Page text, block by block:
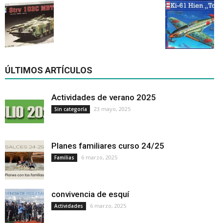
ÚLTIMOS ARTÍCULOS
Actividades de verano 2025
Sin categoría 23 mayo, 2025
Planes familiares curso 24/25
Familias 6 marzo, 2025
convivencia de esquí
Actividades 6 marzo, 2025